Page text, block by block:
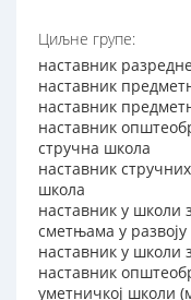
Циљне групе:
наставник
наставник
наставник
наставник
стручна школа
наставник
школа
наставник у школи
сметњама у развоју
наставник у школи
наставник
уметничкој школи